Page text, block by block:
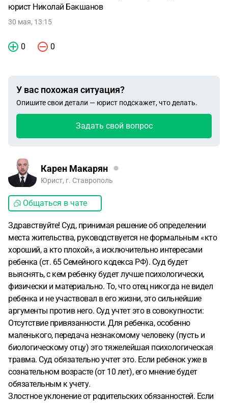
юрист Николай Бакшанов
30 мая, 13:15
0 0
У вас похожая ситуация?
Опишите свои детали — юрист подскажет, что делать.
Задать свой вопрос
Карен Макарян
Юрист, г. Ставрополь
Общаться в чате
Здравствуйте! Суд, принимая решение об определении
места жительства, руководствуется не формальным «кто
хороший, а кто плохой», а исключительно интересами
ребенка (ст. 65 Семейного кодекса РФ). Суд будет
выяснять, с кем ребенку будет лучше психологически,
физически и материально. То, что отец никогда не видел
ребенка и не участвовал в его жизни, это сильнейшие
аргументы против него. Суд учтет это в совокупности:
Отсутствие привязанности. Для ребенка, особенно
маленького, передача незнакомому человеку (пусть и
биологическому отцу) это тяжелейшая психологическая
травма. Суд обязательно учтет это. Если ребенок уже в
сознательном возрасте (от 10 лет), его мнение будет
обязательным к учету.
Злостное уклонение от родительских обязанностей. Если